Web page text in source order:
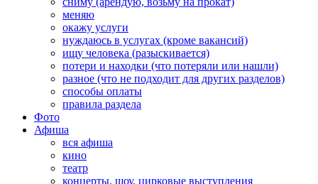
меняю
окажу услуги
нуждаюсь в услугах (кроме вакансий)
ищу человека (разыскивается)
потери и находки (что потеряли или нашли)
разное (что не подходит для других разделов)
способы оплаты
правила раздела
Фото
Афиша
вся афиша
кино
театр
концерты, шоу, цирковые выступления